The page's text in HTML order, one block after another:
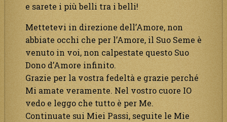
e sarete i più belli tra i belli!
Mettetevi in direzione dell’Amore, non
abbiate occhi che per l’Amore, il Suo Seme è
venuto in voi, non calpestate questo Suo
Dono d’Amore infinito.
Grazie per la vostra fedeltà e grazie perché
Mi amate veramente. Nel vostro cuore IO
vedo e leggo che tutto è per Me.
Continuate sui Miei Passi, seguite le Mie